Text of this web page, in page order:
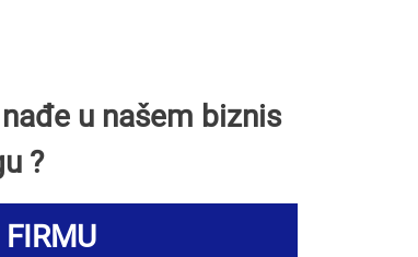
u našem biznis
?